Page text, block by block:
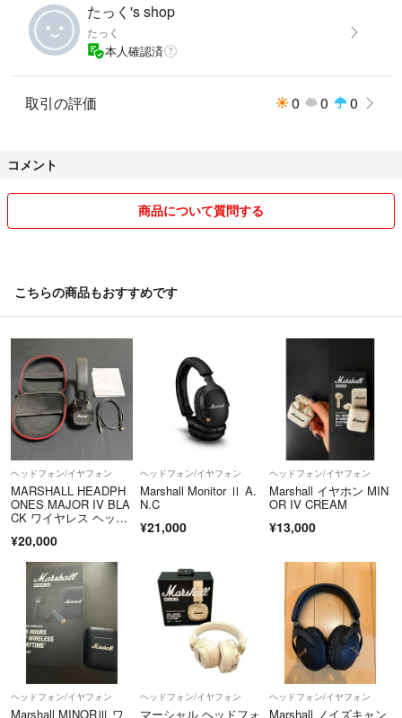
たっく's shop
たっく
本人確認済
取引の評価 0 0 0
コメント
商品について質問する
こちらの商品もおすすめです
ヘッドフォン/イヤフォン
MARSHALL HEADPH
ONES MAJOR IV BLA
CK ワイヤレス ヘッド
¥20,000
ヘッドフォン/イヤフォン
Marshall Monitor Ⅱ A.
N.C
¥21,000
ヘッドフォン/イヤフォン
Marshall イヤホン MIN
OR IV CREAM
¥13,000
ヘッドフォン/イヤフォン
Marshall MINORⅢ ワ
ヘッドフォン/イヤフォン
マーシャル ヘッドフォ
ヘッドフォン/イヤフォン
Marshall ノイズキャン